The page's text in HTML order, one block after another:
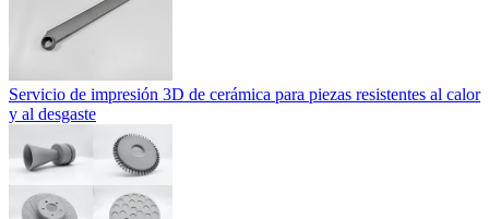
Servicio de impresión 3D de cerámica para piezas resistentes al calor
y al desgaste